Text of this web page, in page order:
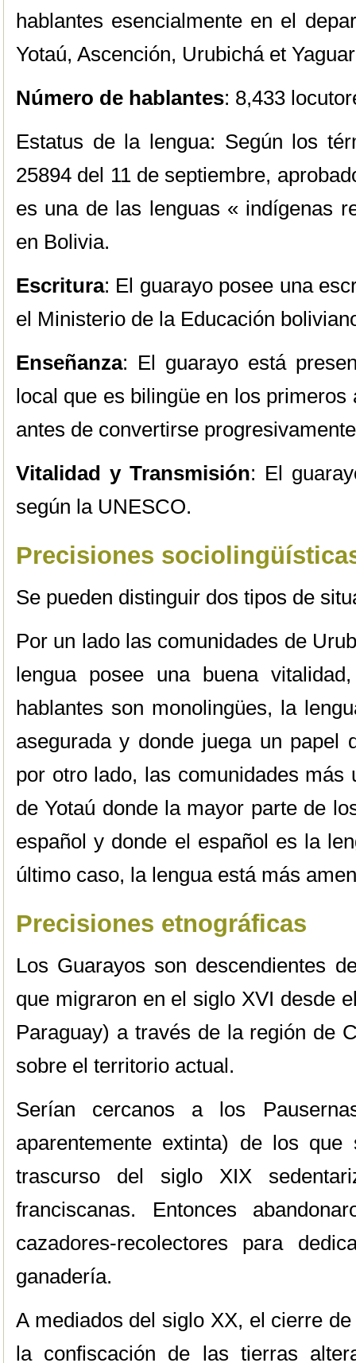
hablantes esencialmente en el
Yotaú, Ascención, Urubichá et
Número de hablantes: 8,433
Estatus de la lengua: Según los
25894 del 11 de septiembre,
es una de las lenguas « indígenas
en Bolivia.
Escritura: El guarayo posee una
el Ministerio de la Educación
Enseñanza: El guarayo está
local que es bilingüe en los
antes de convertirse
Vitalidad y Transmisión: El
según la UNESCO.
Precisiones
Se pueden distinguir dos tipos de
Por un lado las comunidades de
lengua posee una buena
hablantes son monolingües, la
asegurada y donde juega un papel
por otro lado, las comunidades más
de Yotaú donde la mayor parte de
español y donde el español es la
último caso, la lengua está más
Precisiones etnográficas
Los Guarayos son descendientes
que migraron en el siglo XVI desde
Paraguay) a través de la región de
sobre el territorio actual.
Serían cercanos a los
aparentemente extinta) de los
trascurso del siglo XIX
franciscanas. Entonces
cazadores-recolectores para
ganadería.
A mediados del siglo XX, el cierre
la confiscación de las tierras